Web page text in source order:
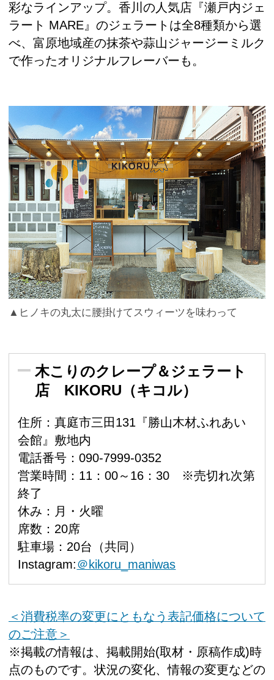
彩なラインアップ。香川の人気店『瀬戸内ジェ
ラート MARE』のジェラートは全8種類から選
べ、富原地域産の抹茶や蒜山ジャージーミルク
で作ったオリジナルフレーバーも。
▲ヒノキの丸太に腰掛けてスウィーツを味わって
木こりのクレープ＆ジェラート
店 KIKORU（キコル）
住所：真庭市三田131『勝山木材ふれあい
会館』敷地内
電話番号：090-7999-0352
営業時間：11：00～16：30 ※売切れ次第
終了
休み：月・火曜
席数：20席
駐車場：20台（共同）
Instagram:＠kikoru_maniwas
＜消費税率の変更にともなう表記価格について
のご注意＞
※掲載の情報は、掲載開始(取材・原稿作成)時
点のものです。状況の変化、情報の変更などの